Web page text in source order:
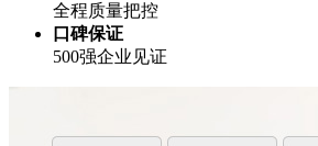
全程质量把控
口碑保证
500强企业见证